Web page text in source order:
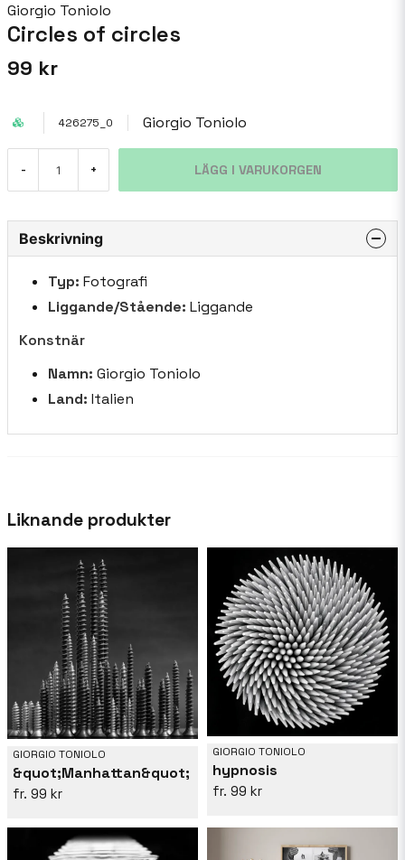
Giorgio Toniolo
Circles of circles
99 kr
426275_0 Giorgio Toniolo
- + LÄGG I VARUKORGEN
Beskrivning
Typ: Fotografi
Liggande/Stående: Liggande
Konstnär
Namn: Giorgio Toniolo
Land: Italien
Liknande produkter
GIORGIO TONIOLO
&quot;Manhattan&quot;
99 kr
GIORGIO TONIOLO
hypnosis
99 kr